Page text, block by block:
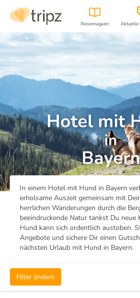
Reisemagazin Aktuelle
Hotel mit
in
Bayern
In einem Hotel mit Hund in Bayern
erholsame Auszeit gemeinsam mit
herrlichen Wanderungen durch die
beeindruckende Natur tankst Du neue
Hund kann sich ordentlich austoben.
Angebote und sichere Dir einen
nächsten Urlaub mit Hund in Bayern.
Filter ändern